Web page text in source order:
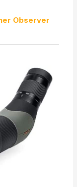
Observer